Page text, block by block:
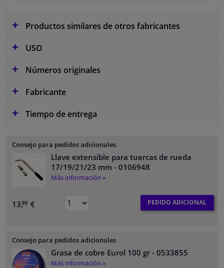
Productos similares de otros fabricantes
USO
Números originales
Fabricante
Tiempo de entrega
Consejo para pedidos adicionales
Llave extensible para tuercas de rueda
17/19/21/23 mm - 0106948
Más información »
13,99 € PEDIDO ADICIONAL
Consejo para pedidos adicionales
Grasa de cobre Eurol 100 gr - 0533855
Más información »